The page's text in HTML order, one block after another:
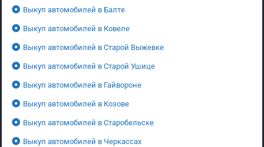
Выкуп автомобилей в Балте
Выкуп автомобилей в Ковеле
Выкуп автомобилей в Старой Выжевке
Выкуп автомобилей в Старой Ушице
Выкуп автомобилей в Гайвороне
Выкуп автомобилей в Козове
Выкуп автомобилей в Старобельске
Выкуп автомобилей в Черкассах